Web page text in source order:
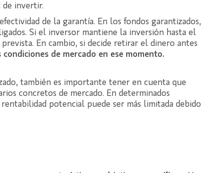
invertir.
de la garantía. En los fondos garantizados,
Si el inversor mantiene la inversión hasta el
En cambio, si decide retirar el dinero antes
de mercado en ese momento.
también es importante tener en cuenta que
concretos de mercado. En determinados
potencial puede ser más limitada debido